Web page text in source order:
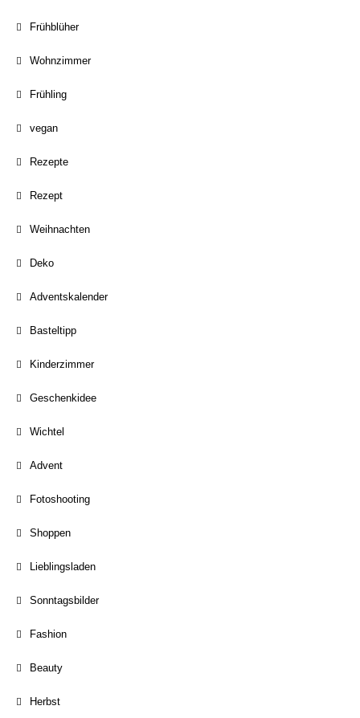
Frühblüher
Wohnzimmer
Frühling
vegan
Rezepte
Rezept
Weihnachten
Deko
Adventskalender
Basteltipp
Kinderzimmer
Geschenkidee
Wichtel
Advent
Fotoshooting
Shoppen
Lieblingsladen
Sonntagsbilder
Fashion
Beauty
Herbst